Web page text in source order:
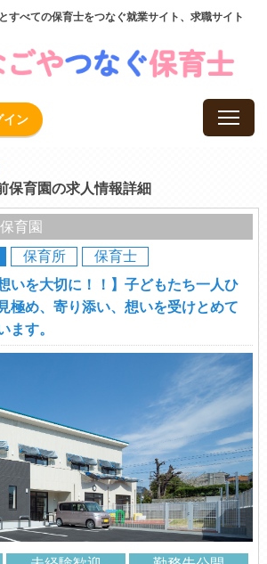
すべての保育士をつなぐ就業サイト、求職サイト
イン
保育園の求人情報詳細
育園
保育所
保育士
いを大切に！！】子どもたち一人ひ
極め、寄り添い、想いを受けとめて
ます。